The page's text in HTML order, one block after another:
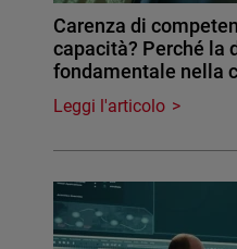
Carenza di
capacità? Perché la
fondamentale nella
Leggi l'articolo